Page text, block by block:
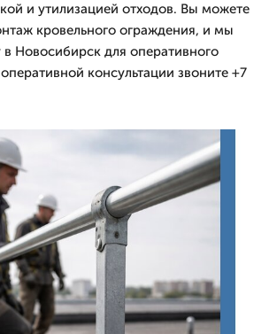
и утилизацией отходов. Вы можете
кровельного ограждения, и мы
Новосибирск для оперативного
консультации звоните +7